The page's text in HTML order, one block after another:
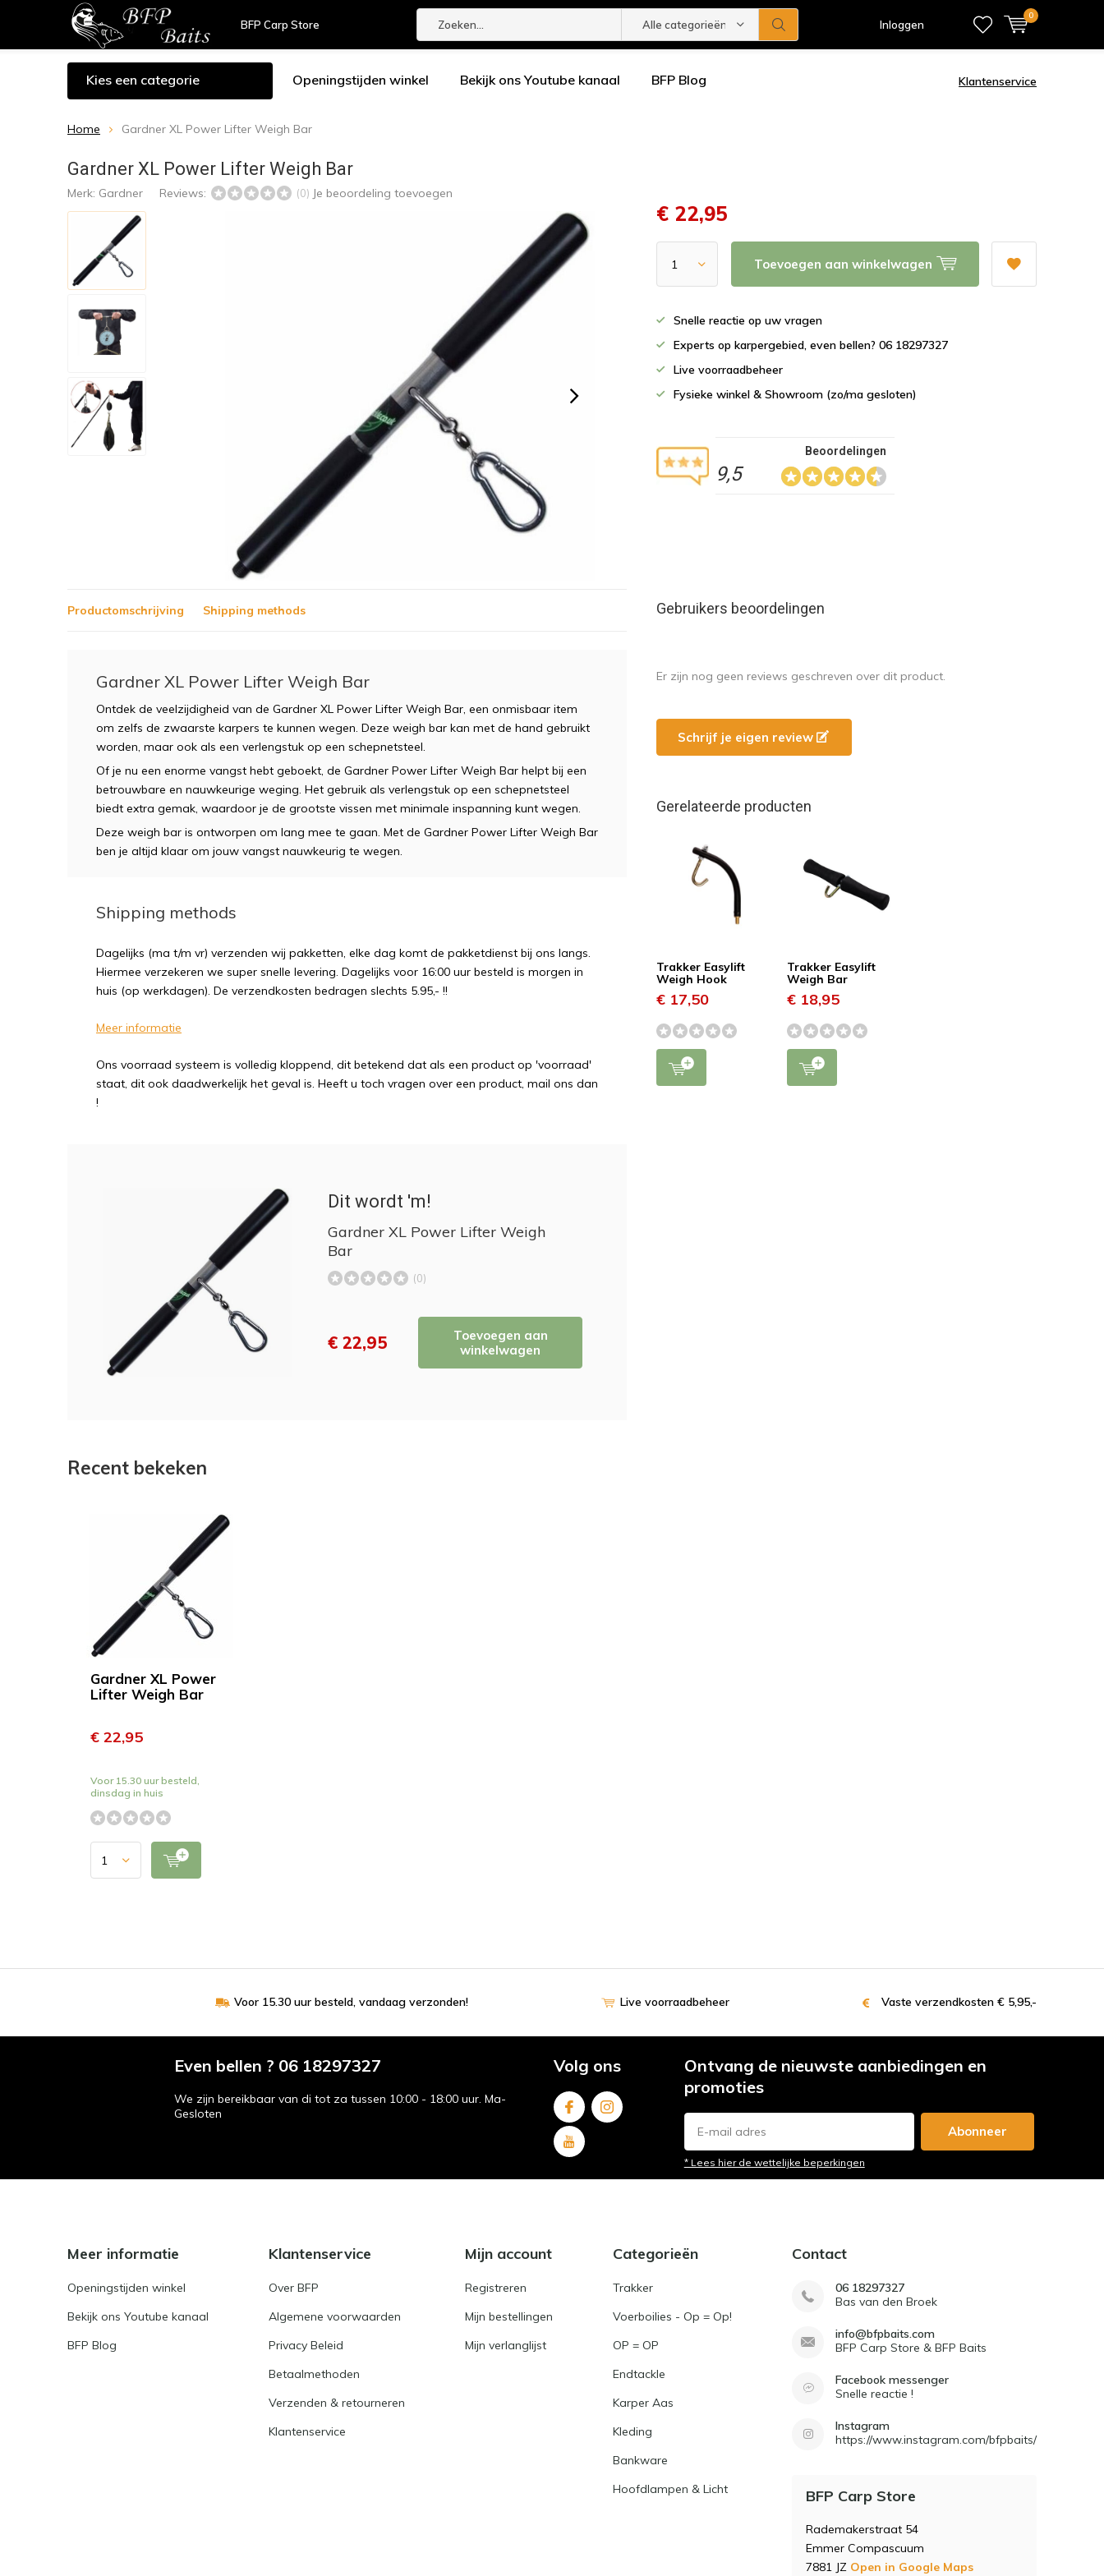
BFP Carp Store Alle categorieën Inloggen
0
Kies een categorie Openingstijden winkel Bekijk ons Youtube kanaal BFP Blog Klantenservice
Home Gardner XL Power Lifter Weigh Bar
Gardner XL Power Lifter Weigh Bar
Merk: Gardner Reviews: (0) Je beoordeling toevoegen
€ 22,95
Toevoegen aan winkelwagen
Snelle reactie op uw vragen
Experts op karpergebied, even bellen? 06 18297327
Live voorraadbeheer
Fysieke winkel & Showroom (zo/ma gesloten)
9,5
Beoordelingen
Productomschrijving Shipping methods
Gardner XL Power Lifter Weigh Bar
Ontdek de veelzijdigheid van de Gardner XL Power Lifter Weigh Bar, een onmisbaar item
om zelfs de zwaarste karpers te kunnen wegen. Deze weigh bar kan met de hand gebruikt
worden, maar ook als een verlengstuk op een schepnetsteel.
Of je nu een enorme vangst hebt geboekt, de Gardner Power Lifter Weigh Bar helpt bij een
betrouwbare en nauwkeurige weging. Het gebruik als verlengstuk op een schepnetsteel
biedt extra gemak, waardoor je de grootste vissen met minimale inspanning kunt wegen.
Deze weigh bar is ontworpen om lang mee te gaan. Met de Gardner Power Lifter Weigh Bar
ben je altijd klaar om jouw vangst nauwkeurig te wegen.
Shipping methods
Dagelijks (ma t/m vr) verzenden wij pakketten, elke dag komt de pakketdienst bij ons langs.
Hiermee verzekeren we super snelle levering. Dagelijks voor 16:00 uur besteld is morgen in
huis (op werkdagen). De verzendkosten bedragen slechts 5.95,- !!
Meer informatie
Ons voorraad systeem is volledig kloppend, dit betekend dat als een product op 'voorraad'
staat, dit ook daadwerkelijk het geval is. Heeft u toch vragen over een product, mail ons dan
!
Dit wordt 'm!
Gardner XL Power Lifter Weigh
Bar
(0)
€ 22,95
Toevoegen aan
winkelwagen
Gebruikers beoordelingen
Er zijn nog geen reviews geschreven over dit product.
Schrijf je eigen review
Gerelateerde producten
Trakker Easylift
Weigh Hook
€ 17,50
Trakker Easylift
Weigh Bar
€ 18,95
Recent bekeken
Gardner XL Power
Lifter Weigh Bar
€ 22,95
Voor 15.30 uur besteld,
dinsdag in huis
Voor 15.30 uur besteld, vandaag verzonden! Live voorraadbeheer Vaste verzendkosten € 5,95,-
Even bellen ? 06 18297327
We zijn bereikbaar van di tot za tussen 10:00 - 18:00 uur. Ma-
Gesloten
Volg ons
Ontvang de nieuwste aanbiedingen en
promoties
Abonneer
* Lees hier de wettelijke beperkingen
Meer informatie
Openingstijden winkel
Bekijk ons Youtube kanaal
BFP Blog
Klantenservice
Over BFP
Algemene voorwaarden
Privacy Beleid
Betaalmethoden
Verzenden & retourneren
Klantenservice
Mijn account
Registreren
Mijn bestellingen
Mijn verlanglijst
Categorieën
Trakker
Voerboilies - Op = Op!
OP = OP
Endtackle
Karper Aas
Kleding
Bankware
Hoofdlampen & Licht
Contact
06 18297327
Bas van den Broek
info@bfpbaits.com
BFP Carp Store & BFP Baits
Facebook messenger
Snelle reactie !
Instagram
https://www.instagram.com/bfpbaits/
BFP Carp Store
Rademakerstraat 54
Emmer Compascuum
7881 JZ Open in Google Maps